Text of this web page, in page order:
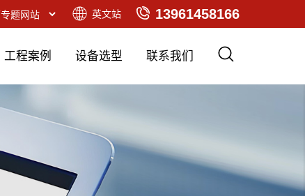
13961458166
英文站
工程案例 设备选型 联系我们